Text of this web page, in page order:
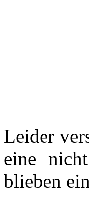
Leider
eine
blieben